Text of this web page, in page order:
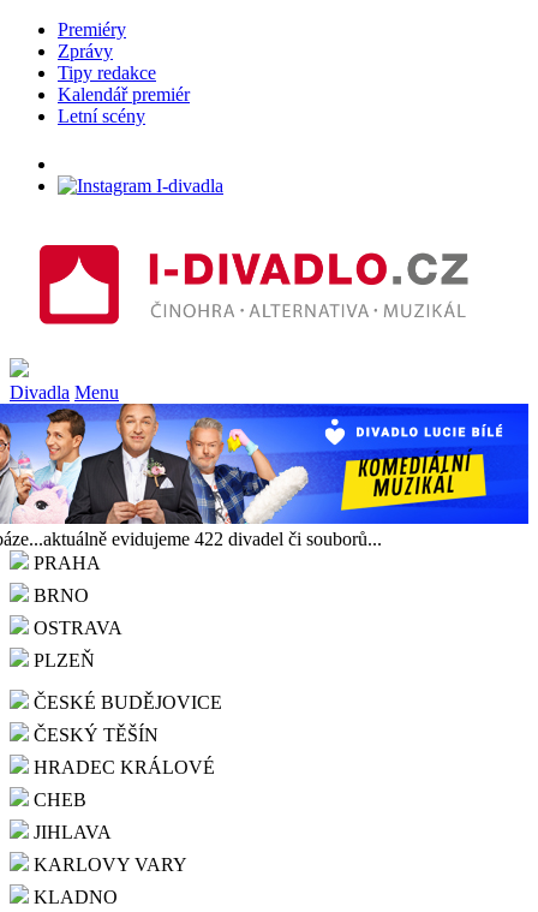
Premiéry
Zprávy
Tipy redakce
Kalendář premiér
Letní scény
Divadla Menu
evidujeme 422 divadel či souborů...
PRAHA
BRNO
OSTRAVA
PLZEŇ
ČESKÉ BUDĚJOVICE
ČESKÝ TĚŠÍN
HRADEC KRÁLOVÉ
CHEB
JIHLAVA
KARLOVY VARY
KLADNO